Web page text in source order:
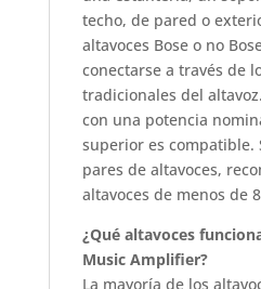
techo, de pared o
altavoces Bose o no
conectarse a través de
tradicionales del
con una potencia
superior es compatible.
pares de altavoces,
altavoces de menos de
¿Qué altavoces
Music Amplifier?
La mayoría de los